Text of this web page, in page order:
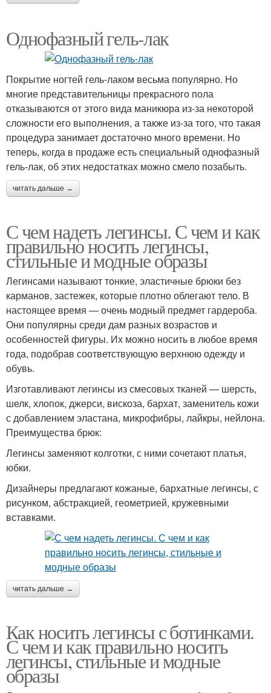
Однофазный гель-лак
Покрытие ногтей гель-лаком весьма популярно. Но
многие представительницы прекрасного пола
отказываются от этого вида маникюра из-за некоторой
сложности его выполнения, а также из-за того, что такая
процедура занимает достаточно много времени. Но
теперь, когда в продаже есть специальный однофазный
гель-лак, об этих недостатках можно смело позабыть.
читать дальше →
С чем надеть легинсы. С чем и как
правильно носить легинсы,
стильные и модные образы
Легинсами называют тонкие, эластичные брюки без
карманов, застежек, которые плотно облегают тело. В
настоящее время — очень модный предмет гардероба.
Они популярны среди дам разных возрастов и
особенностей фигуры. Их можно носить в любое время
года, подобрав соответствующую верхнюю одежду и
обувь.
Изготавливают легинсы из смесовых тканей — шерсть,
шелк, хлопок, джерси, вискоза, бархат, заменитель кожи
с добавлением эластана, микрофибры, лайкры, нейлона.
Преимущества брюк:
Легинсы заменяют колготки, с ними сочетают платья,
юбки.
Дизайнеры предлагают кожаные, бархатные легинсы, с
рисунком, абстракцией, геометрией, кружевными
вставками.
читать дальше →
Как носить легинсы с ботинками.
С чем и как правильно носить
легинсы, стильные и модные
образы